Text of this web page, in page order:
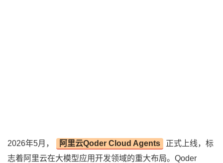
2026年5月， 阿里云Qoder Cloud Agents
正式上线，标
志着阿里云在大模型应用开发领域的重大布局。Qoder